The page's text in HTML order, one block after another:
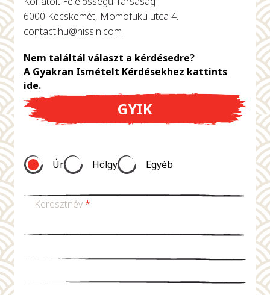
6000 Kecskemét, Momofuku utca 4.
contact.hu@nissin.com
Nem találtál választ a kérdésedre?
A Gyakran Ismételt Kérdésekhez kattints
ide.
GYIK
Úr Hölgy Egyéb
Keresztnév *